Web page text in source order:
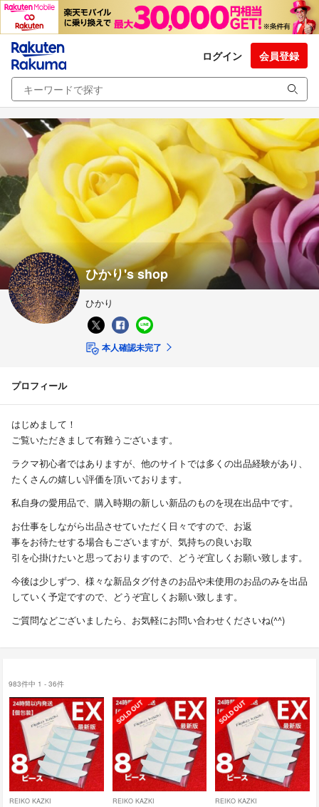
ログイン 会員登録
ひかり's shop
ひかり
本人確認未完了
プロフィール
はじめまして！
ご覧いただきまして有難うございます。
ラクマ初心者ではありますが、他のサイトでは多くの出品経験があり、
たくさんの嬉しい評価を頂いております。
私自身の愛用品で、購入時期の新しい新品のものを現在出品中です。
お仕事をしながら出品させていただく日々ですので、お返
事をお待たせする場合もございますが、気持ちの良いお取
引を心掛けたいと思っておりますので、どうぞ宜しくお願い致します。
今後は少しずつ、様々な新品タグ付きのお品や未使用のお品のみを出品
していく予定ですので、どうぞ宜しくお願い致します。
ご質問などございましたら、お気軽にお問い合わせくださいね(^^)
983件中 1 - 36件
REIKO KAZKI REIKO KAZKI REIKO KAZKI